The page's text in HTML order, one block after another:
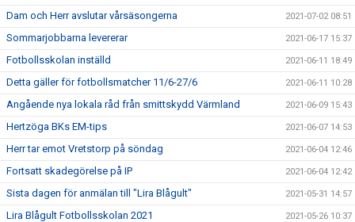
Dam och Herr avslutar vårsäsongerna 2021-07-02 08:51
Sommarjobbarna levererar 2021-06-17 15:37
Fotbollsskolan inställd 2021-06-11 18:49
Detta gäller för fotbollsmatcher 11/6-27/6 2021-06-11 10:28
Angående nya lokala råd från smittskydd Värmland 2021-06-09 15:43
Hertzöga BKs EM-tips 2021-06-07 14:53
Herr tar emot Vretstorp på söndag 2021-06-04 12:46
Fortsatt skadegörelse på IP 2021-06-04 12:42
Sista dagen för anmälan till "Lira Blågult" 2021-05-31 14:57
Lira Blågult Fotbollsskolan 2021 2021-05-26 10:37